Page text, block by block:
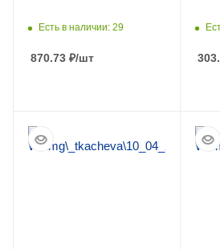
Есть в наличии: 29
870.73 ₽/шт